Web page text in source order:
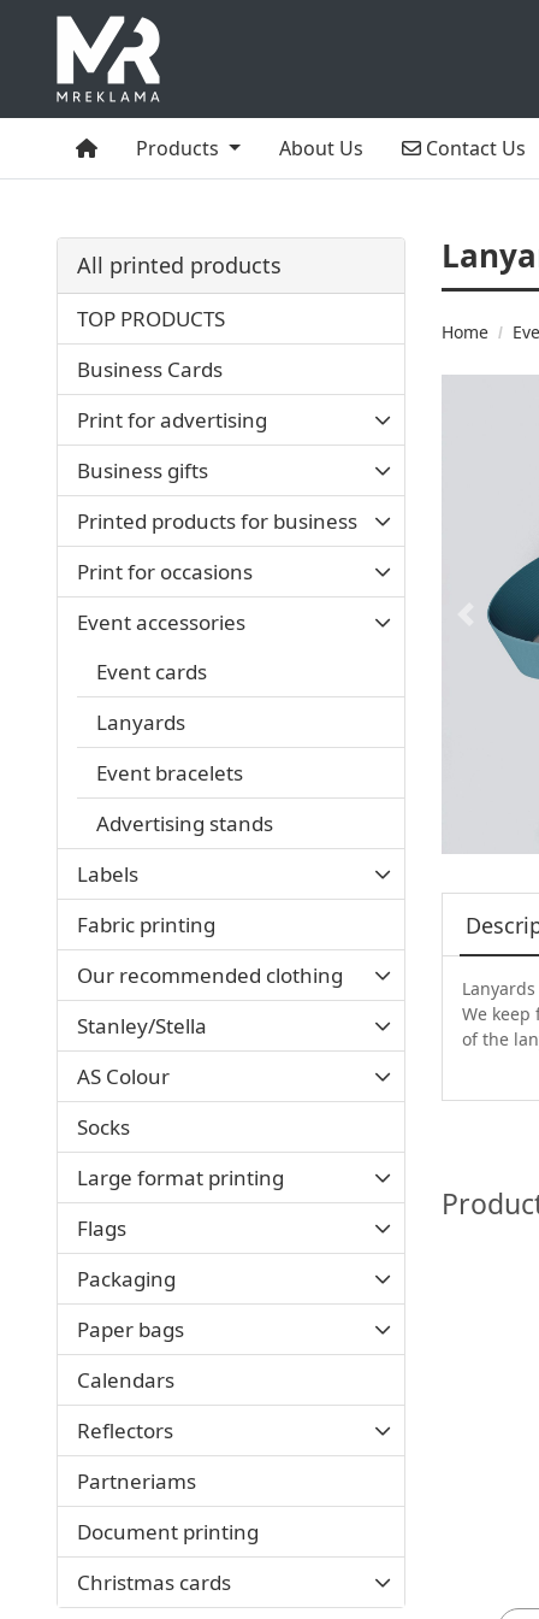
HomeProducts About Us Contact Us
Contact Us
All printed products
TOP PRODUCTS
Business Cards
Print for advertising
Business gifts
Printed products for business
Print for occasions
Event accessories
Event cards
Lanyards
Event bracelets
Advertising stands
Labels
Fabric printing
Our recommended clothing
Stanley/Stella
AS Colour
Socks
Large format printing
Flags
Packaging
Paper bags
Calendars
Reflectors
Partneriams
Document printing
Christmas cards
Home
We keep
of the